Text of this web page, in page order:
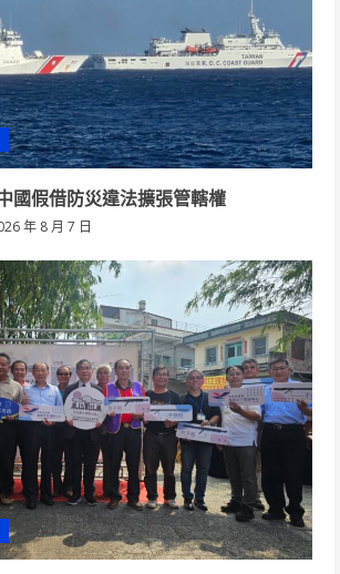
國假借防災違法擴張管轄權
年 8 月 7 日